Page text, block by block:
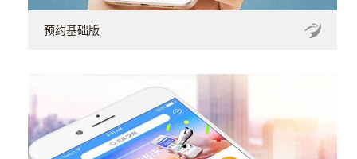
预约基础版